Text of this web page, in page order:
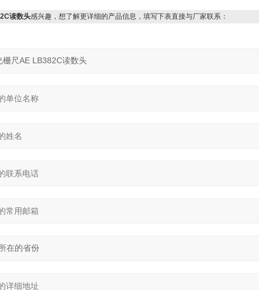
读数头感兴趣，想了解更详细的产品信息，填写下表直接与厂家联系：